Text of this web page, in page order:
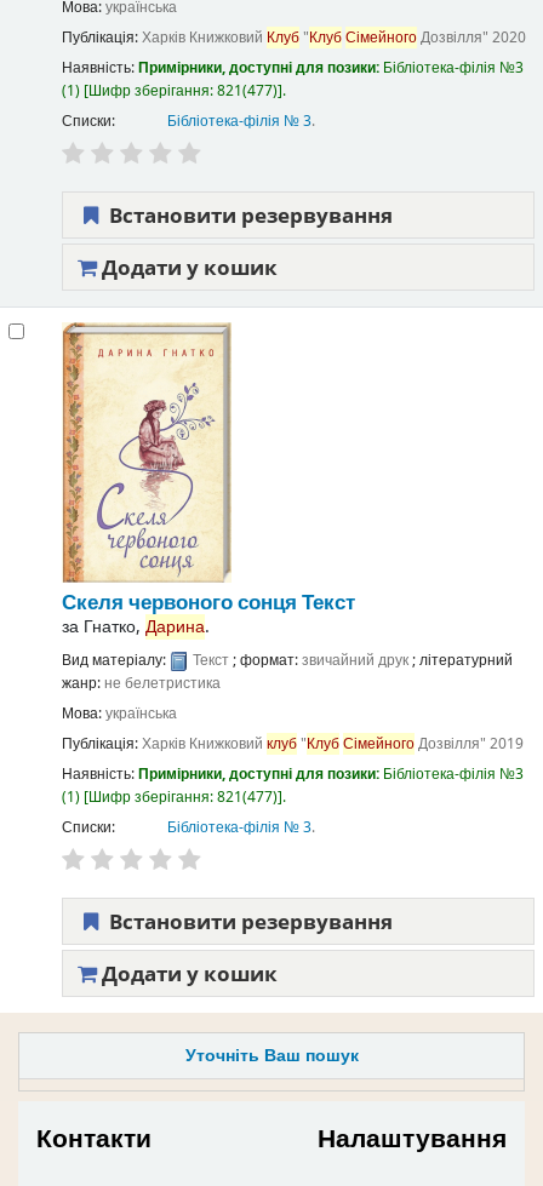
Уточніть Ваш пошук
Мова:українська
Публікація:Харків Книжковий Клуб"КлубСімейногоДозвілля" 2020
Наявність:Примірники, доступні для позики: Бібліотека-філія №3
(1) Шифр зберігання:821(477) .
Списки:
Бібліотека-філія № 3.
Встановити резервування
Додати у кошик
Скеля червоного сонця Текст
за Гнатко, Дарина.
Вид матеріалу: Текст; формат:звичайний друк; літературний
жанр:не белетристика
Мова:українська
Публікація:Харків Книжковий клуб"КлубСімейногоДозвілля" 2019
Наявність:Примірники, доступні для позики: Бібліотека-філія №3
(1) Шифр зберігання:821(477) .
Списки:
Бібліотека-філія № 3.
Встановити резервування
Додати у кошик
Контакти Налаштування